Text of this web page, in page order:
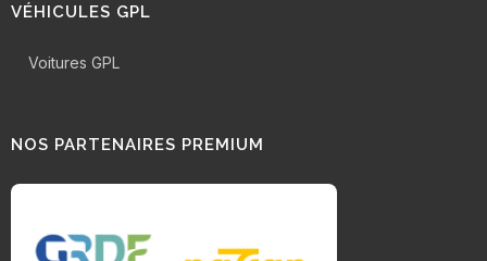
VÉHICULES GPL
Voitures GPL
NOS PARTENAIRES PREMIUM